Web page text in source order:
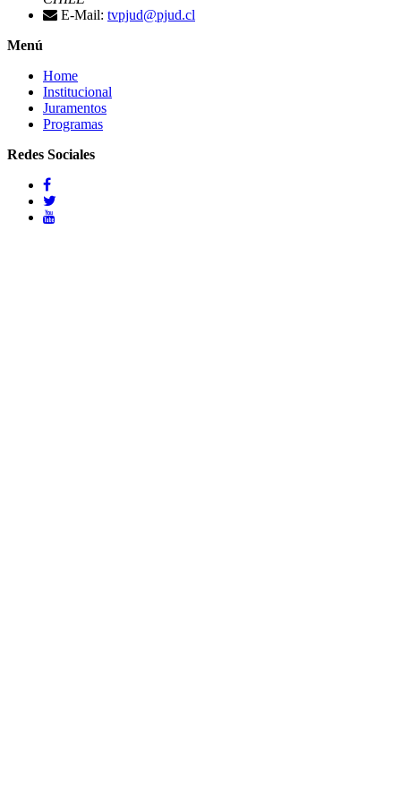
E-Mail: tvpjud@pjud.cl
Menú
Home
Institucional
Juramentos
Programas
Redes Sociales